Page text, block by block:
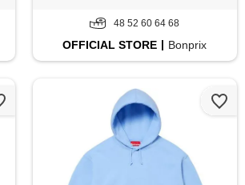
48 52 60 64 68
OFFICIAL STORE Bonprix